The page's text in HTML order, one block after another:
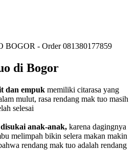
di Bogor
dan empuk memiliki citarasa yang
mulut, rasa rendang mak tuo masih
selesai⁣
anak-anak, karena dagingnya
melimpah bikin selera makan makin
rendang mak tuo adalah rendang